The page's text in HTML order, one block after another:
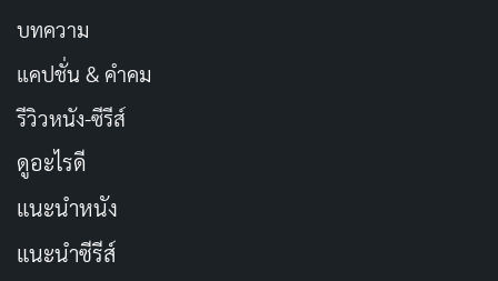
ผสานความฮาและความลุ้นระทึก ทำให้คนดูอยากติดตาม
ตลอดการรับชม อีกทั้งยังมีความพลิกผันที่คาดไม่ถึงเพิ่มเข้า
มาในช่วงกลางเรื่อง สร้างความแปลกใจให้กับผู้ชมอย่างมาก
เมื่อ Conny พยายามหลบหนีจากตำรวจ เราจะได้พบกับ
การเปิดเผยที่น่าตกใจที่ทำให้ทุกอย่างเปลี่ยนไป ซึ่งเป็นการ
ใช้โครงเรื่องที่ไม่ค่อยพบเห็นในหนังทั่วไป นี่เป็นอีกจุดหนึ่งที่
ทำให้ “ผิดที่ ผิดทาง” แตกต่างจากหนังคอมเมดี้อื่น ๆ
บทความ
แคปชั่น & คำคม
รีวิวหนัง-ซีรีส์
ดูอะไรดี
แนะนำหนัง
แนะนำซีรีส์